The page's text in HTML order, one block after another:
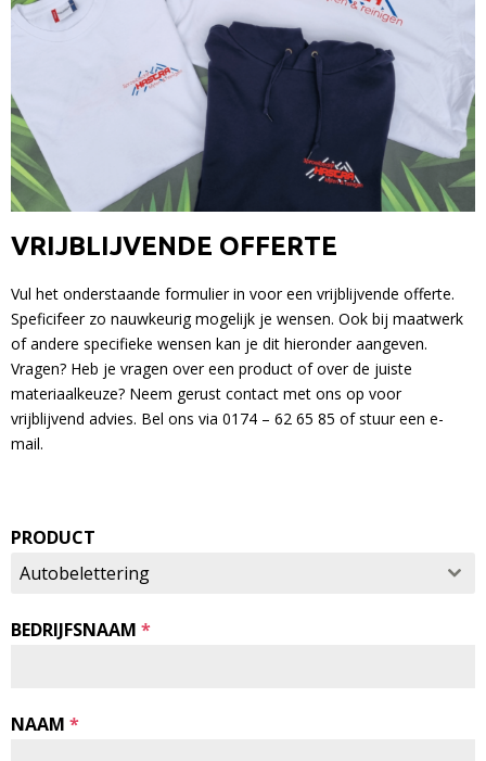
VRIJBLIJVENDE OFFERTE
Vul het onderstaande formulier in voor een vrijblijvende offerte.
Speficifeer zo nauwkeurig mogelijk je wensen. Ook bij maatwerk
of andere specifieke wensen kan je dit hieronder aangeven.
Vragen? Heb je vragen over een product of over de juiste
materiaalkeuze? Neem gerust contact met ons op voor
vrijblijvend advies. Bel ons via 0174 – 62 65 85 of stuur een e-
mail.
PRODUCT
Autobelettering
BEDRIJFSNAAM *
NAAM *